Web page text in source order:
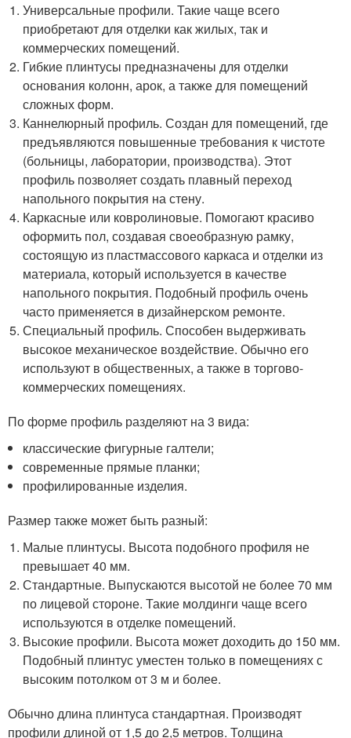
Универсальные профили. Такие чаще всего
приобретают для отделки как жилых, так и
коммерческих помещений.
Гибкие плинтусы предназначены для отделки
основания колонн, арок, а также для помещений
сложных форм.
Каннелюрный профиль. Создан для помещений, где
предъявляются повышенные требования к чистоте
(больницы, лаборатории, производства). Этот
профиль позволяет создать плавный переход
напольного покрытия на стену.
Каркасные или ковролиновые. Помогают красиво
оформить пол, создавая своеобразную рамку,
состоящую из пластмассового каркаса и отделки из
материала, который используется в качестве
напольного покрытия. Подобный профиль очень
часто применяется в дизайнерском ремонте.
Специальный профиль. Способен выдерживать
высокое механическое воздействие. Обычно его
используют в общественных, а также в торгово-
коммерческих помещениях.
По форме профиль разделяют на 3 вида:
классические фигурные галтели;
современные прямые планки;
профилированные изделия.
Размер также может быть разный:
Малые плинтусы. Высота подобного профиля не
превышает 40 мм.
Стандартные. Выпускаются высотой не более 70 мм
по лицевой стороне. Такие молдинги чаще всего
используются в отделке помещений.
Высокие профили. Высота может доходить до 150 мм.
Подобный плинтус уместен только в помещениях с
высоким потолком от 3 м и более.
Обычно длина плинтуса стандартная. Производят
профили длиной от 1,5 до 2,5 метров. Толщина